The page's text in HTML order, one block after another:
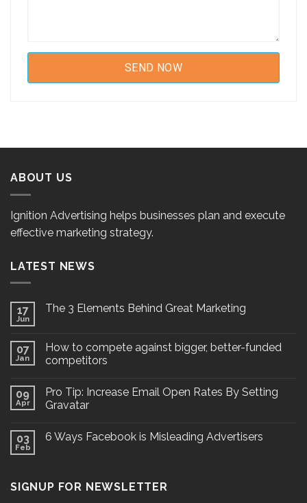
ABOUT US
Ignition Advertising helps businesses plan and execute
effective marketing strategy.
LATEST NEWS
17
Jun
The 3 Elements Behind Great Marketing
07
Jan
How to compete against bigger, better-funded
competitors
09
Apr
Pro Tip: Increase Email Open Rates By Setting
Gravatar
03
Feb
6 Ways Facebook is Misleading Advertisers
SIGNUP FOR NEWSLETTER